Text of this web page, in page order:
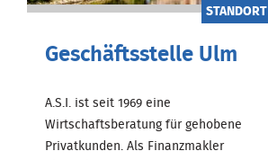
STANDORT
Geschäftsstelle Ulm
A.S.I. ist seit 1969 eine
Wirtschaftsberatung für gehobene
Privatkunden. Als Finanzmakler